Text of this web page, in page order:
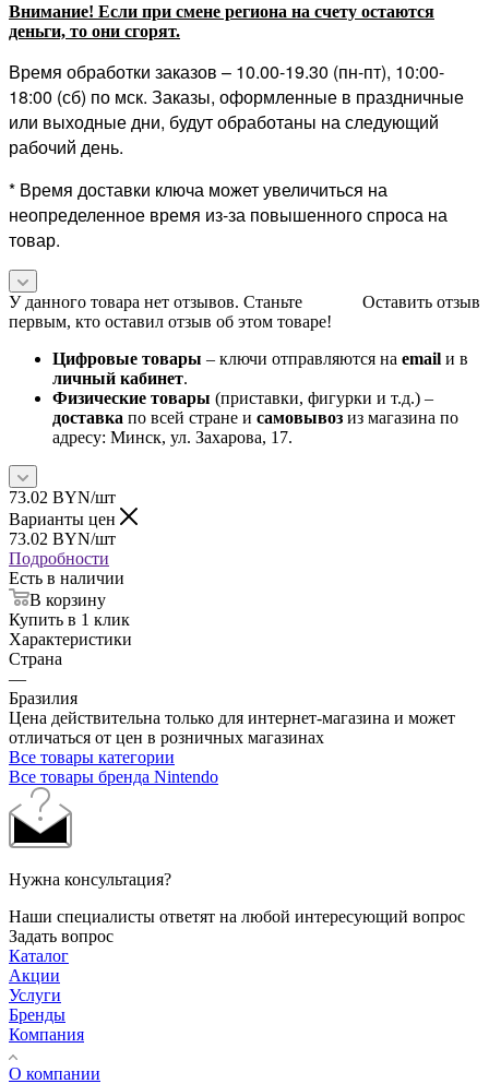
Внимание! Если при смене региона на счету остаются
деньги, то они сгорят.
Время обработки заказов – 10.00-19.30 (пн-пт), 10:00-
18:00 (сб) по мск. Заказы, оформленные в праздничные
или выходные дни, будут обработаны на следующий
рабочий день.
* Время доставки ключа может увеличиться на
неопределенное время из-за повышенного спроса на
товар.
Оставить отзыв
У данного товара нет отзывов. Станьте
первым, кто оставил отзыв об этом товаре!
Цифровые товары – ключи отправляются на email и в
личный кабинет.
Физические товары (приставки, фигурки и т.д.) –
доставка по всей стране и самовывоз из магазина по
адресу: Минск, ул. Захарова, 17.
73.02 BYN/шт
Варианты цен
73.02 BYN/шт
Подробности
Есть в наличии
В корзину
Купить в 1 клик
Характеристики
Страна
—
Бразилия
Цена действительна только для интернет-магазина и может
отличаться от цен в розничных магазинах
Все товары категории
Все товары бренда Nintendo
Нужна консультация?
Наши специалисты ответят на любой интересующий вопрос
Задать вопрос
Каталог
Акции
Услуги
Бренды
Компания
О компании